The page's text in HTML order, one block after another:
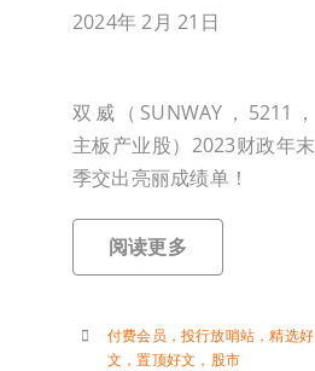
2024年 2月 21日
双威（SUNWAY，5211，
主板产业股）2023财政年末
季交出亮丽成绩单！
阅读更多
付费会员 ， 投行放哨站 ，精选好
文 ，置顶好文 ， 股市